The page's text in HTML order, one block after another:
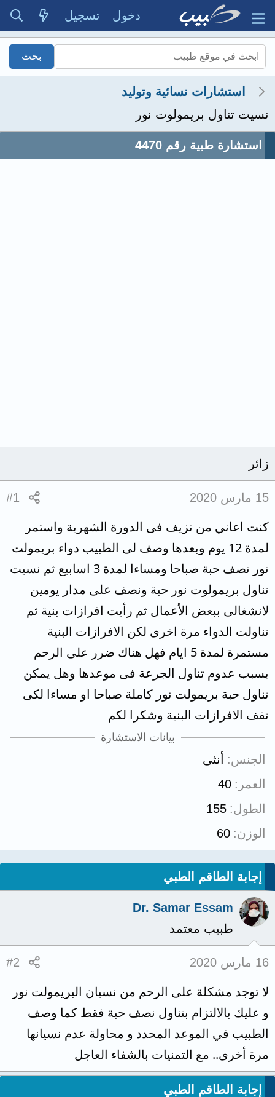
دخول تسجيل
استشارات نسائية وتوليد
نسيت تناول بريمولوت نور
استشارة طبية رقم 4470
زائر
15 مارس 2020 #1
كنت اعاني من نزيف فى الدورة الشهرية واستمر
لمدة 12 يوم وبعدها وصف لى الطبيب دواء بريمولت
نور نصف حبة صباحا ومساءا لمدة 3 اسابيع ثم نسيت
تناول بريمولوت نور حبة ونصف على مدار يومين
لانشغالى ببعض الأعمال ثم رأيت افرازات بنية ثم
تناولت الدواء مرة اخرى لكن الافرازات البنية
مستمرة لمدة 5 ايام فهل هناك ضرر على الرحم
بسبب عدوم تناول الجرعة فى موعدها وهل يمكن
تناول حبة بريمولت نور كاملة صباحا او مساءا لكى
تقف الافرازات البنية وشكرا لكم
بيانات الاستشارة
الجنس
أنثى
العمر
40
الطول 155
الوزن 60
إجابة الطاقم الطبي
Dr. Samar Essam
طبيب معتمد
16 مارس 2020 #2
لا توجد مشكلة على الرحم من نسيان البريمولت نور
و عليك بالالتزام بتناول نصف حبة فقط كما وصف
الطبيب في الموعد المحدد و محاولة عدم نسيانها
مرة أخرى.. مع التمنيات بالشفاء العاجل
إجابة الطاقم الطبي